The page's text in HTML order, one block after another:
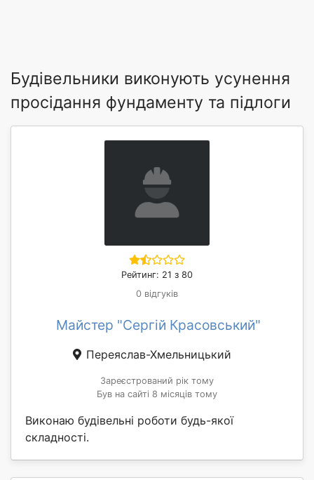
Будівельники виконують усунення
просідання фундаменту та підлоги
Рейтинг: 21 з 80
0 відгуків
Майстер "Сергій Красовський"
Переяслав-Хмельницький
Зареєстрований рік тому
Був на сайті 8 місяців тому
Виконаю будівельні роботи будь-якої
складності.